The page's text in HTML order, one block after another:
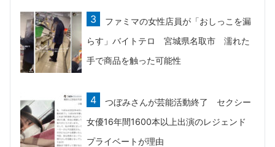
ファミマの女性店員が「おしっこを漏
らす」バイトテロ 宮城県名取市 濡れた
手で商品を触った可能性
つぼみさんが芸能活動終了 セクシー
女優16年間1600本以上出演のレジェンド
プライベートが理由